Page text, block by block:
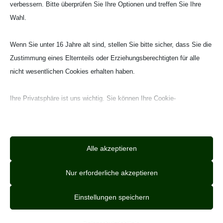
Willkommen
verbessern. Bitte überprüfen Sie Ihre Optionen und treffen Sie Ihre
Wahl.
Wenn Sie unter 16 Jahre alt sind, stellen Sie bitte sicher, dass Sie die
Zustimmung eines Elternteils oder Erziehungsberechtigten für alle
nicht wesentlichen Cookies erhalten haben.
Ihre Privatsphäre ist uns wichtig. Sie können Ihre Cookie-
Sie können Ihre Präferenzen jederzeit ändern, indem Sie auf die
Schaltfläche „Einstellungen“ unten klicken.
Beachten Sie, dass das Deaktivieren bestimmter Arten von Cookies
Alle akzeptieren
Nur erforderliche akzeptieren
Einstellungen speichern